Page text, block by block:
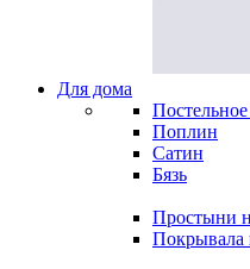
Для дома
Постельное
Поплин
Сатин
Бязь
Простыни
Покрывала